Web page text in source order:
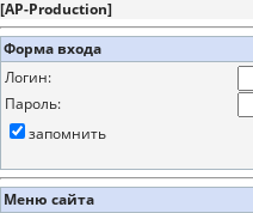
[AP-Production]
Форма входа
Логин:
Пароль:
запомнить
Меню сайта